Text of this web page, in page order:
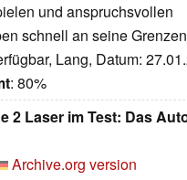
und anspruchsvollen
schnell an seine
Lang, Datum:
: 80%
2 Laser im Test: Das
Archive.org version